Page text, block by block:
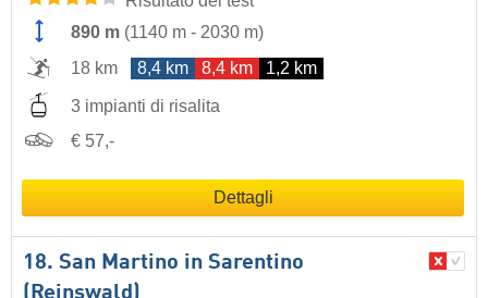
890 m (1140 m - 2030 m)
18 km
8,4 km 8,4 km 1,2 km
3 impianti di risalita
€ 57,-
Dettagli
18. San Martino in Sarentino